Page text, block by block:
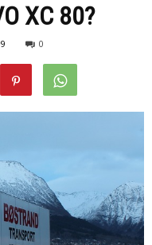
XC 80?
0